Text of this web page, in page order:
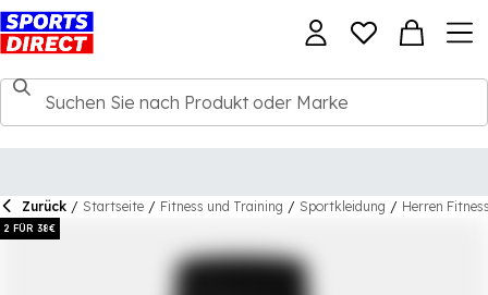
Zurück / Startseite / Fitness und Training / Sportkleidung / Herren
2 FÜR 38€